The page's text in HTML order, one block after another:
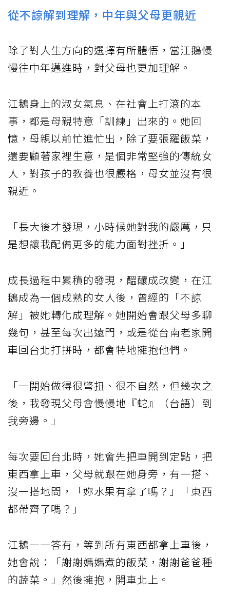
從不諒解到理解，中年與父母更親近
除了對人生方向的選擇有所體悟，當江鵝慢
慢往中年邁進時，對父母也更加理解。
江鵝身上的淑女氣息、在社會上打滾的本
事，都是母親特意「訓練」出來的。她回
憶，母親以前忙進忙出，除了要張羅飯菜，
還要顧著家裡生意，是個非常堅強的傳統女
人，對孩子的教養也很嚴格，母女並沒有很
親近。
「長大後才發現，小時候她對我的嚴厲，只
是想讓我配備更多的能力面對挫折。」
成長過程中累積的發現，醞釀成改變，在江
鵝成為一個成熟的女人後，曾經的「不諒
解」被她轉化成理解。她開始會跟父母多聊
幾句，甚至每次出遠門，或是從台南老家開
車回台北打拼時，都會特地擁抱他們。
「一開始做得很彆扭、很不自然，但幾次之
後，我發現父母會慢慢地『蛇』（台語）到
我旁邊。」
每次要回台北時，她會先把車開到定點，把
東西拿上車，父母就跟在她身旁，有一搭、
沒一搭地問，「妳水果有拿了嗎？」「東西
都帶齊了嗎？」
江鵝一一答有，等到所有東西都拿上車後，
她會說：「謝謝媽媽煮的飯菜，謝謝爸爸種
的蔬菜。」然後擁抱，開車北上。